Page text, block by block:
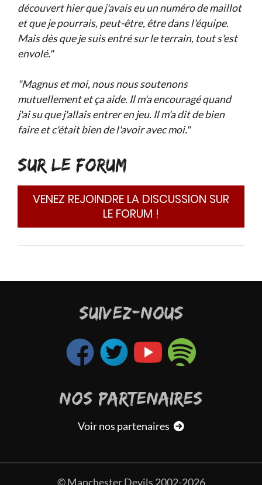
découvert hier que j'avais eu un numéro de maillot
et que je pourrais, peut-être, être dans l'équipe.
Mais dès que je suis entré sur le terrain, tout s'est
envolé."
"Magnus et moi, nous nous soutenons
mutuellement et ça aide. Il m'a encouragé quand
j'ai su que j'allais entrer en jeu. Il m'a dit de bien
faire et c'était bien de l'avoir avec moi."
SUR LE FORUM
VENEZ REJOINDRE LA DISCUSSION SUR
LE FORUM !
SUIVEZ-NOUS
NOS PARTENAIRES
Voir nos partenaires
© Manchester Devils 2002-2026